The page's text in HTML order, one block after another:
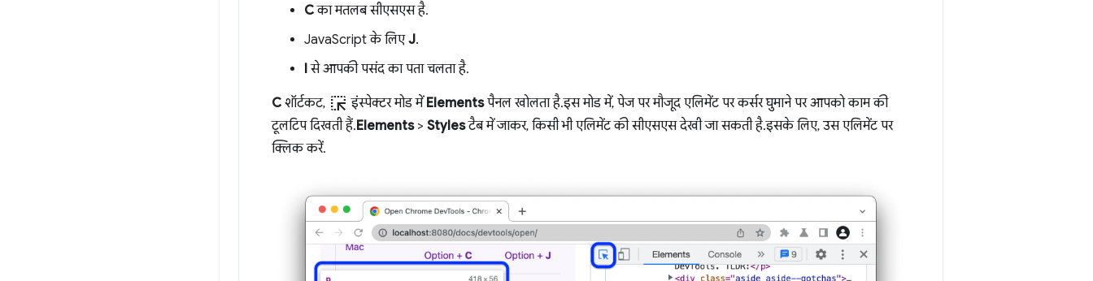
Cका मतलब सीएसएस है.
JavaScript के लिएJ.
Iसे आपकी पसंद का पता चलता है.
C शॉर्टकट, ink_selection इंस्पेक्टर मोड मेंElementsपैनल खोलता है. इस मोड में, पेज पर मौजूद एलिमेंट पर कर्सर घुमाने पर आपको काम की
टूलटिप दिखती हैं.Elements> Stylesटैब में जाकर, किसी भी एलिमेंट की सीएसएस देखी जा सकती है. इसके लिए, उस एलिमेंट पर
क्लिक करें.